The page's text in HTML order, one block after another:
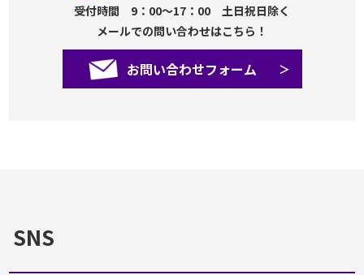
受付時間 9：00～17：00 土日祝日除く
メールでの問い合わせはこちら！
お問い合わせフォーム
SNS